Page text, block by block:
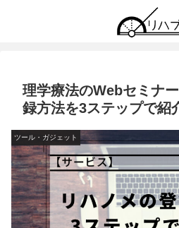
理学療法のWebセミナ
録方法を3ステップで紹
ツール・ガジェット